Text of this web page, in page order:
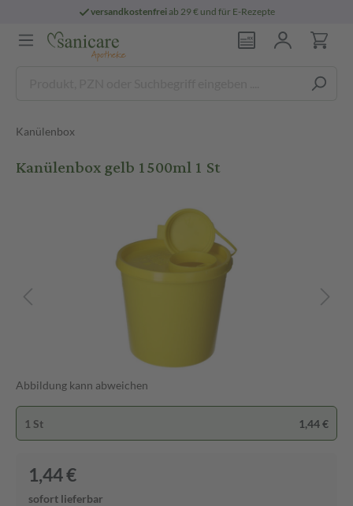
versandkostenfreiab 29 € und für E-Rezepte
Kanülenbox
Kanülenbox gelb 1500ml 1 St
Abbildung kann abweichen
1 St 1,44 €
1,44 €
sofort lieferbar